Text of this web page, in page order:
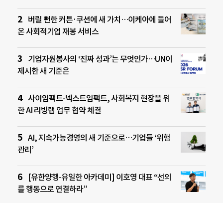
버릴 뻔한 커튼·쿠션에 새 가치…이케아에 들어
온 사회적기업 재봉 서비스
기업자원봉사의 ‘진짜 성과’는 무엇인가…UN이
제시한 새 기준은
사이임팩트-넥스트임팩트, 사회복지 현장을 위
한 AI 리빙랩 업무 협약 체결
AI, 지속가능경영의 새 기준으로…기업들 ‘위험
관리’
[유한양행-유일한 아카데미] 이호영 대표 “선의
를 행동으로 연결하라”